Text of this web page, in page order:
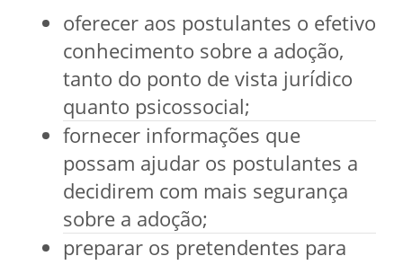
oferecer aos postulantes o efetivo
conhecimento sobre a adoção,
tanto do ponto de vista jurídico
quanto psicossocial;
fornecer informações que
possam ajudar os postulantes a
decidirem com mais segurança
sobre a adoção;
preparar os pretendentes para